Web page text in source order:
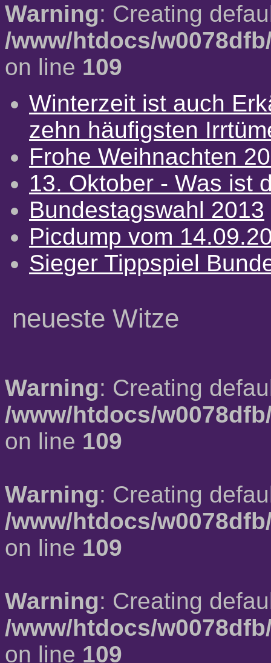
Warning: Creating
/www/htdocs/
on line 109
Winterzeit ist auch
zehn häufigsten
Frohe Weihnachten
13. Oktober - Was ist
Bundestagswahl 2013
Picdump vom
Sieger Tippspiel
neueste Witze
Warning: Creating
/www/htdocs/
on line 109
Warning: Creating
/www/htdocs/
on line 109
Warning: Creating
/www/htdocs/
on line 109